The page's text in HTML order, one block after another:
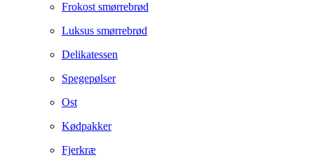
Frokost smørrebrød
Luksus smørrebrød
Delikatessen
Spegepølser
Ost
Kødpakker
Fjerkræ